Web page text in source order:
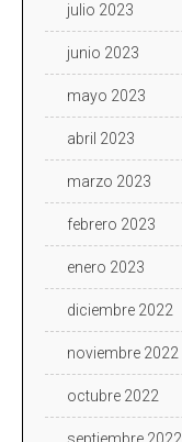
julio 2023
junio 2023
mayo 2023
abril 2023
marzo 2023
febrero 2023
enero 2023
diciembre 2022
noviembre 2022
octubre 2022
septiembre 2022